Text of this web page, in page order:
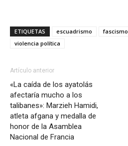
ETIQUETAS escuadrismo fascismo
violencia política
Artículo anterior
«La caída de los ayatolás
afectaría mucho a los
talibanes»: Marzieh Hamidi,
atleta afgana y medalla de
honor de la Asamblea
Nacional de Francia